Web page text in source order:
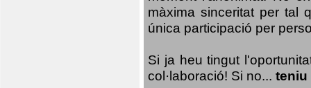
màxima sinceritat per tal
única participació per
Si ja heu tingut
col·laboració! Si no... teniu